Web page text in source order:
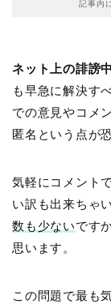
記事内
ネット上の誹謗
も早急に解決す
での意見やコメ
匿名という点が
気軽にコメント
い訳も出来ちゃ
数も少ないです
思います。
この問題で最も